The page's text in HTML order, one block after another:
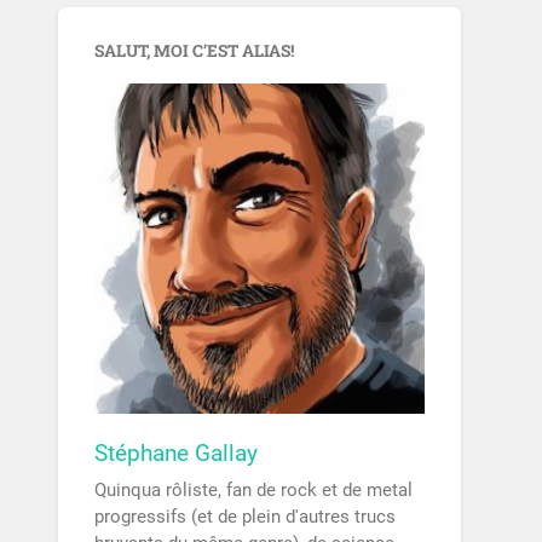
SALUT, MOI C’EST ALIAS!
Stéphane Gallay
Quinqua rôliste, fan de rock et de metal
progressifs (et de plein d'autres trucs